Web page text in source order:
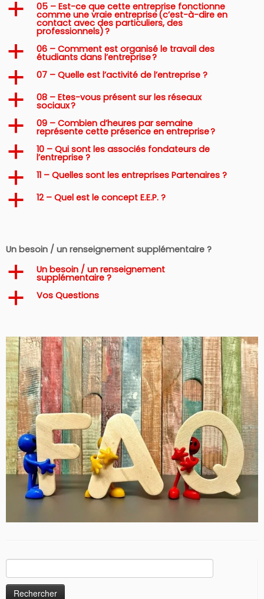
a 05 – Est-ce que cette entreprise fonctionne
comme une vraie entreprise (c’est-à-dire en
contact avec des particuliers, des
professionnels) ?
a 06 – Comment est organisé le travail des
étudiants dans l’entreprise ?
a 07 – Quelle est l’activité de l’entreprise ?
a 08 – Etes-vous présent sur les réseaux
sociaux ?
a 09 – Combien d’heures par semaine
représente cette présence en entreprise ?
a 10 – Qui sont les associés fondateurs de
l’entreprise ?
a 11 – Quelles sont les entreprises Partenaires ?
a 12 – Quel est le concept E.E.P. ?
Un besoin / un renseignement supplémentaire ?
a Un besoin / un renseignement
supplémentaire ?
a Vos Questions